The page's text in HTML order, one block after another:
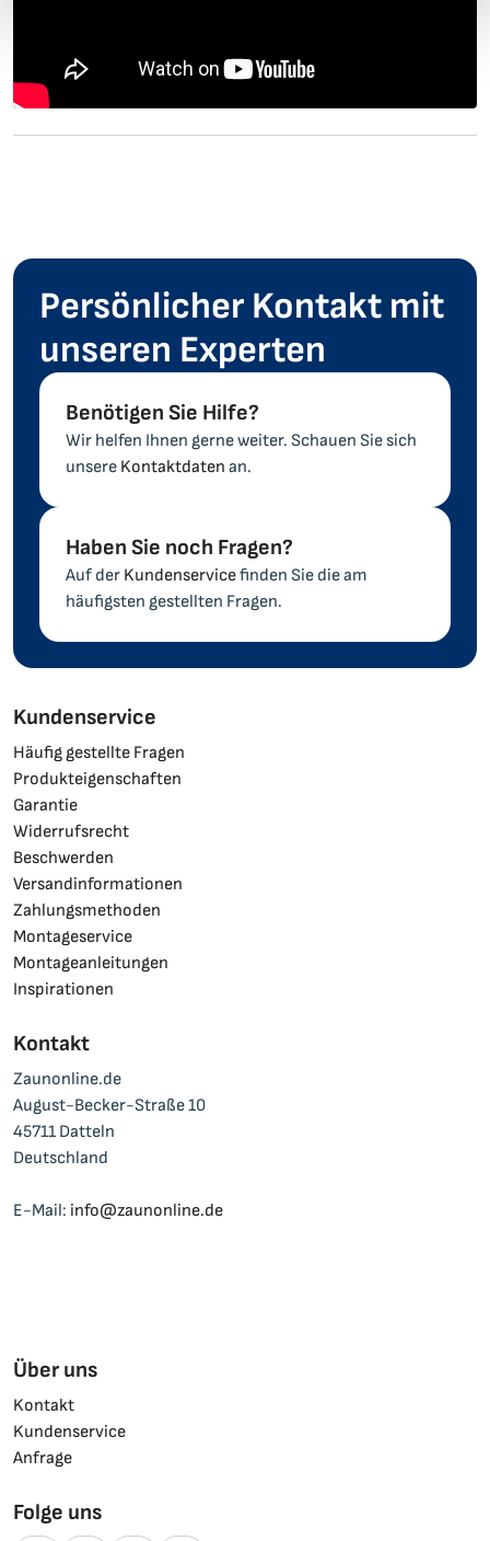
Persönlicher Kontakt mit
unseren Experten
Benötigen Sie Hilfe?
Wir helfen Ihnen gerne weiter. Schauen Sie sich
unsere Kontaktdaten an.
Haben Sie noch Fragen?
Auf der Kundenservicefinden Sie die am
häufigsten gestellten Fragen.
Kundenservice
Häufig gestellte Fragen
Produkteigenschaften
Garantie
Widerrufsrecht
Beschwerden
Versandinformationen
Zahlungsmethoden
Montageservice
Montageanleitungen
Inspirationen
Kontakt
Zaunonline.de
August-Becker-Straße 10
45711 Datteln
Deutschland
E-Mail: info@zaunonline.de
Über uns
Kontakt
Kundenservice
Anfrage
Folge uns